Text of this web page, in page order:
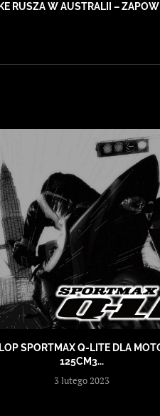
RUSZA W AUSTRALII –
SPORTMAX Q-LITE DLA
125CM3...
3 lutego 2023